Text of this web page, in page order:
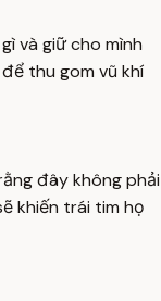
và giữ cho mình
thu gom vũ khí
đây không phải
khiến trái tim họ